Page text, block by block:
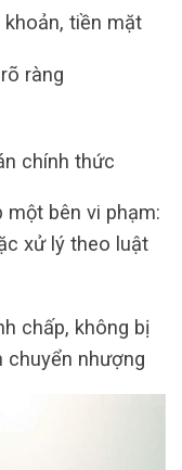
tiền mặt
ràng
chính thức
bên vi phạm:
xử lý theo luật
chấp, không bị
chuyển nhượng